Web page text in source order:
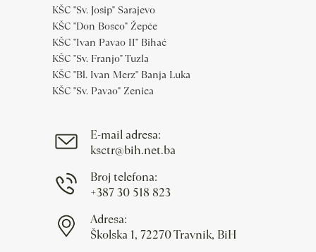
KŠC "Sv. Josip" Sarajevo
KŠC "Don Bosco" Žepče
KŠC "Ivan Pavao II" Bihać
KŠC "Sv. Franjo" Tuzla
KŠC "Bl. Ivan Merz" Banja Luka
KŠC "Sv. Pavao" Zenica
E-mail adresa:
ksctr@bih.net.ba
Broj telefona:
+387 30 518 823
Adresa:
Školska 1, 72270 Travnik, BiH